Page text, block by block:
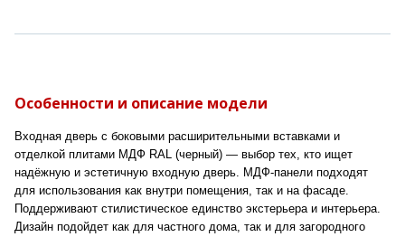
Особенности и описание модели
Входная дверь с боковыми расширительными вставками и
отделкой плитами МДФ RAL (черный) — выбор тех, кто ищет
надёжную и эстетичную входную дверь. МДФ-панели подходят
для использования как внутри помещения, так и на фасаде.
Поддерживают стилистическое единство экстерьера и интерьера.
Дизайн подойдет как для частного дома, так и для загородного